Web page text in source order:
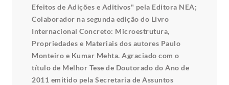
Efeitos de Adições e Aditivos" pela Editora NEA;
Colaborador na segunda edição do Livro
Internacional Concreto: Microestrutura,
Propriedades e Materiais dos autores Paulo
Monteiro e Kumar Mehta. Agraciado com o
título de Melhor Tese de Doutorado do Ano de
2011 emitido pela Secretaria de Assuntos